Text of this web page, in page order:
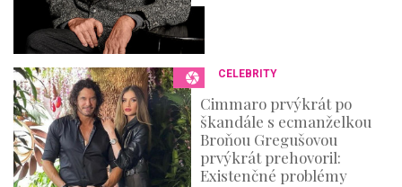
CELEBRITY
Cimmaro prvýkrát po
škandále s ecmanželkou
Broňou Gregušovou
prvýkrát prehovoril:
Existenčné problémy